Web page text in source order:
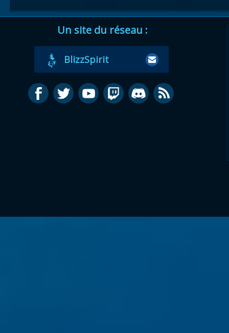
Un site du réseau :
BlizzSpirit